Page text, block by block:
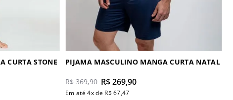
CURTA STONE PIJAMA MASCULINO MANGA CURTA NATAL
R$ 369,90 R$269,90
Em até4x de R$ 67,47